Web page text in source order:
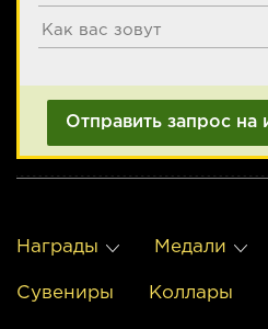
Награды Медали
Сувениры Коллары